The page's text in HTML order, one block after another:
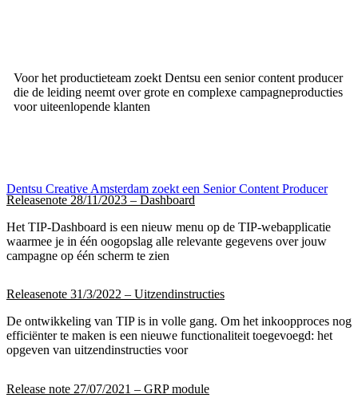
Voor het productieteam zoekt Dentsu een senior content producer
die de leiding neemt over grote en complexe campagneproducties
voor uiteenlopende klanten
Dentsu Creative Amsterdam zoekt een Senior Content Producer
Releasenote 28/11/2023 – Dashboard
Het TIP-Dashboard is een nieuw menu op de TIP-webapplicatie
waarmee je in één oogopslag alle relevante gegevens over jouw
campagne op één scherm te zien
Releasenote 31/3/2022 – Uitzendinstructies
De ontwikkeling van TIP is in volle gang. Om het inkoopproces nog
efficiënter te maken is een nieuwe functionaliteit toegevoegd: het
opgeven van uitzendinstructies voor
Release note 27/07/2021 – GRP module